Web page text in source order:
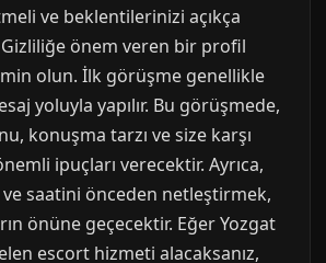
ve beklentilerinizi açıkça
önem veren bir profil
olun. İlk görüşme genellikle
yoluyla yapılır. Bu görüşmede,
konuşma tarzı ve size karşı
ipuçları verecektir. Ayrıca,
saatini önceden netleştirmek,
önüne geçecektir. Eğer Yozgat
escort hizmeti alacaksanız,